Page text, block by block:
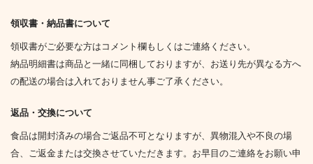
領収書・納品書について
領収書がご必要な方はコメント欄もしくはご連絡ください。
納品明細書は商品と一緒に同梱しておりますが、お送り先が異なる方へ
の配送の場合は入れておりません事ご了承ください。
返品・交換について
食品は開封済みの場合ご返品不可となりますが、異物混入や不良の場
合、ご返金または交換させていただきます。お早目のご連絡をお願い申